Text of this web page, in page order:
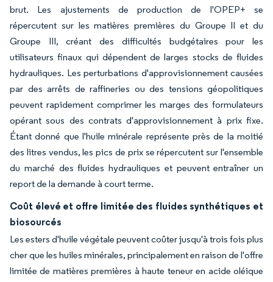
brut. Les ajustements de production de l'OPEP+ se
répercutent sur les matières premières du Groupe II et du
Groupe III, créant des difficultés budgétaires pour les
utilisateurs finaux qui dépendent de larges stocks de fluides
hydrauliques. Les perturbations d'approvisionnement causées
par des arrêts de raffineries ou des tensions géopolitiques
peuvent rapidement comprimer les marges des formulateurs
opérant sous des contrats d'approvisionnement à prix fixe.
Étant donné que l'huile minérale représente près de la moitié
des litres vendus, les pics de prix se répercutent sur l'ensemble
du marché des fluides hydrauliques et peuvent entraîner un
report de la demande à court terme.
Coût élevé et offre limitée des fluides synthétiques et
biosourcés
Les esters d'huile végétale peuvent coûter jusqu'à trois fois plus
cher que les huiles minérales, principalement en raison de l'offre
limitée de matières premières à haute teneur en acide oléique